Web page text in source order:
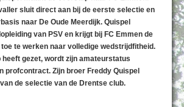
sluit direct aan bij de eerste selectie en
naar De Oude Meerdijk. Quispel
van PSV en krijgt bij FC Emmen de
te werken naar volledige wedstrijdfitheid.
heeft gezet, wordt zijn amateurstatus
profcontract. Zijn broer Freddy Quispel
de selectie van de Drentse club.